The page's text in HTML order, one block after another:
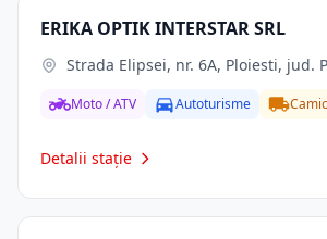
ERIKA OPTIK INTERSTAR SRL
Strada Elipsei, nr. 6A, Ploiesti, jud.
Moto / ATV Autoturisme
Detalii stație